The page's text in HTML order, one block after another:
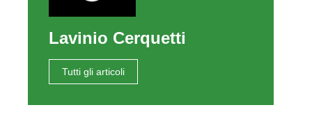
Lavinio Cerquetti
Tutti gli articoli